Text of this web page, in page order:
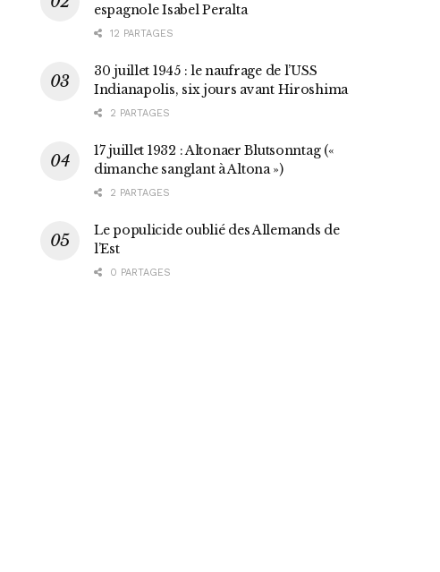
espagnole Isabel Peralta
12 PARTAGES
30 juillet 1945 : le naufrage de l’USS
Indianapolis, six jours avant Hiroshima
2 PARTAGES
17 juillet 1932 : Altonaer Blutsonntag («
dimanche sanglant à Altona »)
2 PARTAGES
Le populicide oublié des Allemands de
l’Est
0 PARTAGES